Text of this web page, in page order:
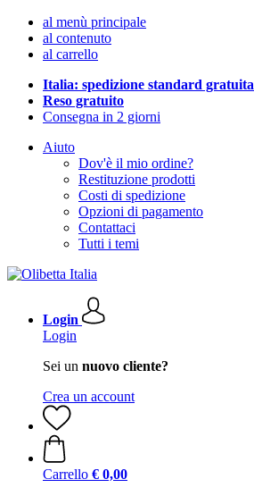
al menù principale
al contenuto
al carrello
Italia: spedizione standard gratuita
Reso gratuito
Consegna in 2 giorni
Aiuto
Dov'è il mio ordine?
Restituzione prodotti
Costi di spedizione
Opzioni di pagamento
Contattaci
Tutti i temi
Login
Login
Sei un nuovo cliente?
Crea un account
Carrello € 0,00